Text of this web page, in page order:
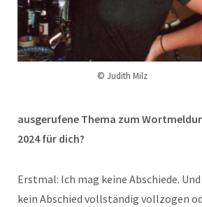
© Judith Milz
ausgerufene Thema zum
2024 für dich?
Erstmal: Ich mag keine Abschiede.
kein Abschied vollständig vollzogen